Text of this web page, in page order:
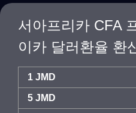
서아프리카 CFA
이카 달러환율 환
1 JMD
5 JMD